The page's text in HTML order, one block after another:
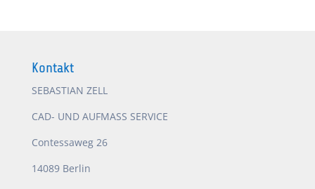
Kontakt
SEBASTIAN ZELL
CAD- UND AUFMASS SERVICE
Contessaweg 26
14089 Berlin